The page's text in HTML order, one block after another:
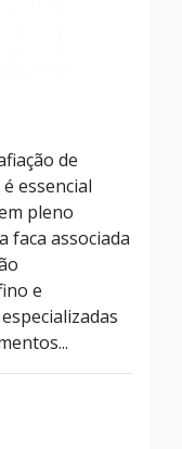
de
essencial
pleno
faca associada
e